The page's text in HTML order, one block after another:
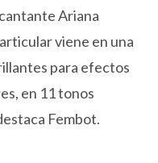
Ariana
viene en una
para efectos
en 11 tonos
Fembot.